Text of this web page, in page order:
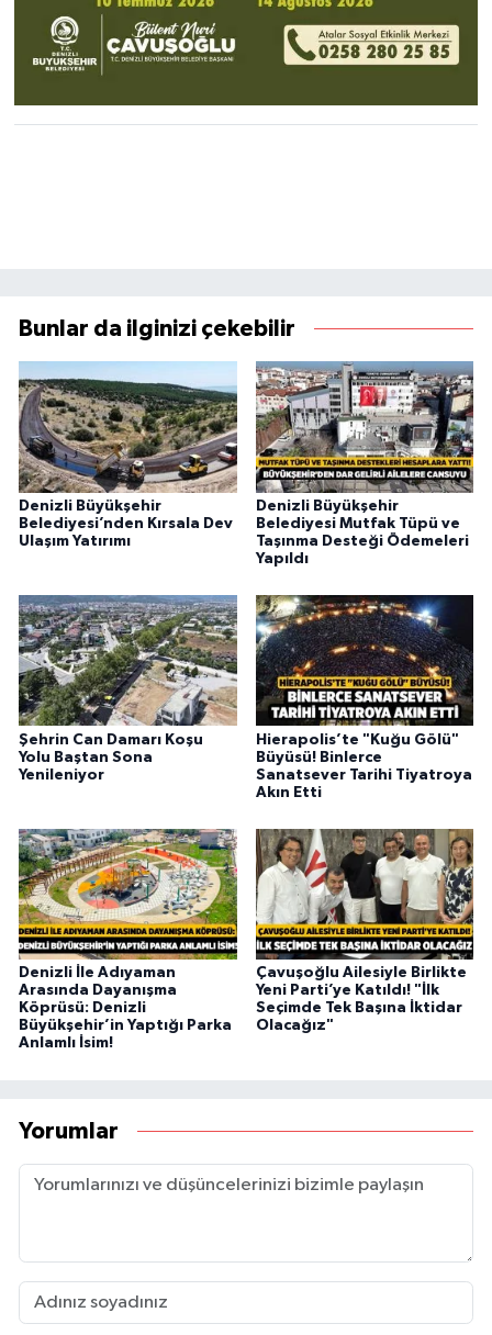
Bunlar da ilginizi çekebilir
Denizli Büyükşehir
Belediyesi’nden Kırsala Dev
Ulaşım Yatırımı
Denizli Büyükşehir
Belediyesi Mutfak Tüpü ve
Taşınma Desteği Ödemeleri
Yapıldı
Şehrin Can Damarı Koşu
Yolu Baştan Sona
Yenileniyor
Hierapolis’te "Kuğu Gölü"
Büyüsü! Binlerce
Sanatsever Tarihi Tiyatroya
Akın Etti
Denizli İle Adıyaman
Arasında Dayanışma
Köprüsü: Denizli
Büyükşehir’in Yaptığı Parka
Anlamlı İsim!
Çavuşoğlu Ailesiyle Birlikte
Yeni Parti’ye Katıldı! "İlk
Seçimde Tek Başına İktidar
Olacağız"
Yorumlar